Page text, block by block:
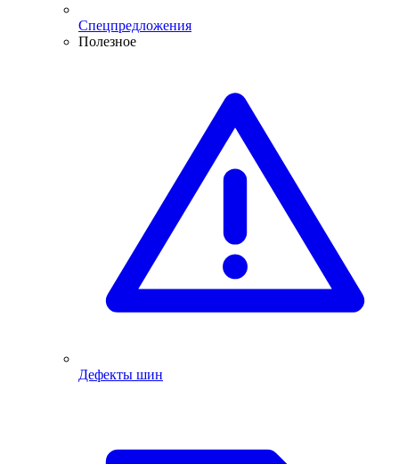
Спецпредложения
Полезное
Дефекты шин